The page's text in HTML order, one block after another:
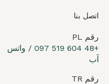
اتصل بنا
رقم PL
+48 604 519 097
/ واتس
آب
رقم TR